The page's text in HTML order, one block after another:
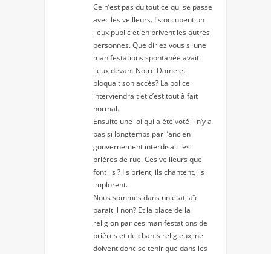
Ce n’est pas du tout ce qui se passe
avec les veilleurs. Ils occupent un
lieux public et en privent les autres
personnes. Que diriez vous si une
manifestations spontanée avait
lieux devant Notre Dame et
bloquait son accès? La police
interviendrait et c’est tout à fait
normal.
Ensuite une loi qui a été voté il n’y a
pas si longtemps par l’ancien
gouvernement interdisait les
prières de rue. Ces veilleurs que
font ils ? Ils prient, ils chantent, ils
implorent.
Nous sommes dans un état laîc
parait il non? Et la place de la
religion par ces manifestations de
prières et de chants religieux, ne
doivent donc se tenir que dans les